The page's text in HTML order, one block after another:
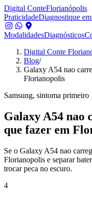
Digital ConteFlorianópolis
PraticidadeDiagnostique em
ModalidadesDiagnósticos
Digital Conte
Blog/
Galaxy A54 nao
Florianopolis
Samsung, sintoma primeiro
Galaxy A54 nao
que fazer em
Se o Galaxy A54 nao
Florianopolis e separar
trocar peca no escuro.
4